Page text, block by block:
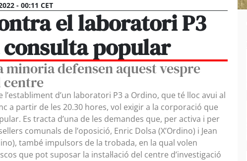
- 00:11 CET
el laboratori P3
popular
minoria defensen aquest vespre
centre
d’un laboratori P3 a Ordino, que té lloc avui al
a partir de les 20.30 hores, vol exigir a la corporació que
Es tracta d’una de les demandes que, per activa i per
comunals de l’oposició, Enric Dolsa (X’Ordino) i Jean
també impulsors de la trobada, en la qual volen
que pot suposar la instal·lació del centre d’investigació